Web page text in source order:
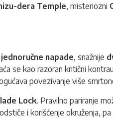
dera Temple, misteriozni
jednoručne napade, snažnije
se kao razoran kritični
povezivanje više
Lock. Pravilno pariranje
i korišćenje okruženja,